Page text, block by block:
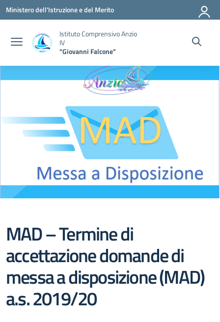
Vai ai contenuti
Vai al menu di navigazione
Vai al footer
Ministero dell'Istruzione e del Merito
Istituto Comprensivo Anzio
IV
"Giovanni Falcone"
MAD – Termine di
accettazione domande di
messa a disposizione (MAD)
a.s. 2019/20